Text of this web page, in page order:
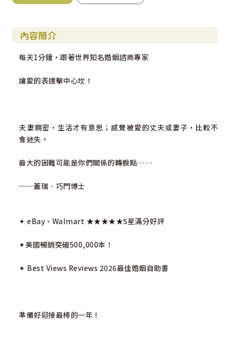
內容簡介
每天1分鐘，跟著世界知名婚姻諮商專家
讓愛的表達擊中心坎！
夫妻親密，生活才有意思；感覺被愛的丈夫或妻子，比較不
會迷失。
最大的困難可能是你們關係的轉捩點……
──蓋瑞．巧門博士
✦ eBay、Walmart ★★★★★5星滿分好評
✦美國暢銷突破500,000本！
✦ Best Views Reviews 2026最佳婚姻自助書
準備好迎接最棒的一年！